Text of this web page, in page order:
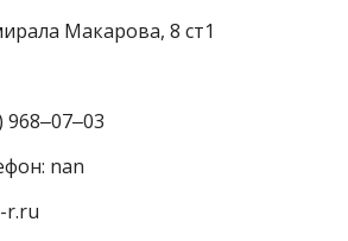
Макарова, 8 ст1
968‒07‒03
nan
r.ru